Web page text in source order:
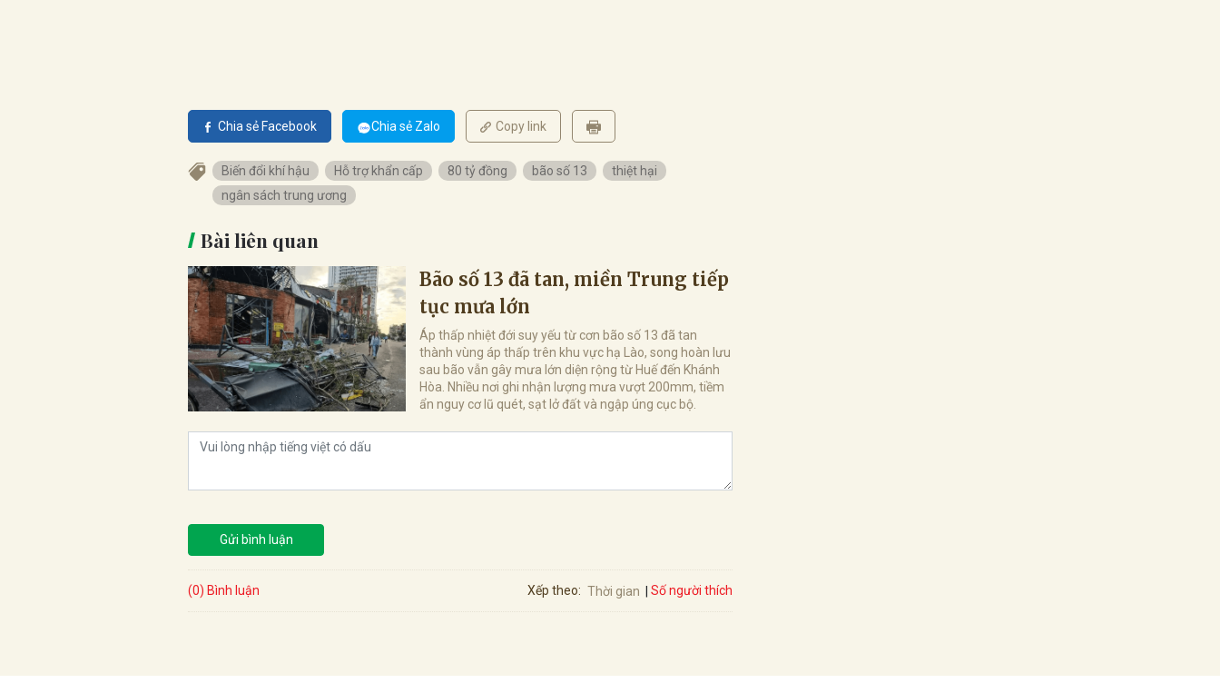
Chia sẻ Facebook Chia sẻ Zalo Copy link
Biến đổi khí hậu Hỗ trợ khẩn cấp 80 tỷ đồng bão số 13
thiệt hại
ngân sách trung ương
Bài liên quan
Bão số 13 đã tan, miền Trung tiếp
tục mưa lớn
Áp thấp nhiệt đới suy yếu từ cơn bão số 13 đã tan
thành vùng áp thấp trên khu vực hạ Lào, song hoàn lưu
sau bão vẫn gây mưa lớn diện rộng từ Huế đến Khánh
Hòa. Nhiều nơi ghi nhận lượng mưa vượt 200mm, tiềm
ẩn nguy cơ lũ quét, sạt lở đất và ngập úng cục bộ.
Gửi bình luận
(0) Bình luận Xếp theo: Thời gian Số người thích